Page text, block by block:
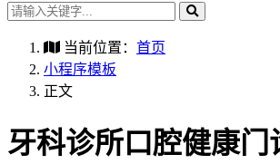
当前位置： 首页
小程序模板
正文
牙科诊所口腔健康门